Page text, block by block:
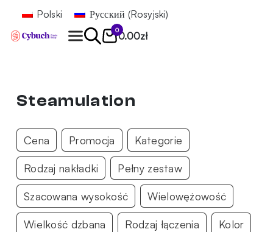
Polski Русский (Rosyjski)
0
0.00zł
Steamulation
Cena Promocja Kategorie
Rodzaj nakładki Pełny zestaw
Szacowana wysokość Wielowężowość
Wielkość dzbana Rodzaj łączenia Kolor